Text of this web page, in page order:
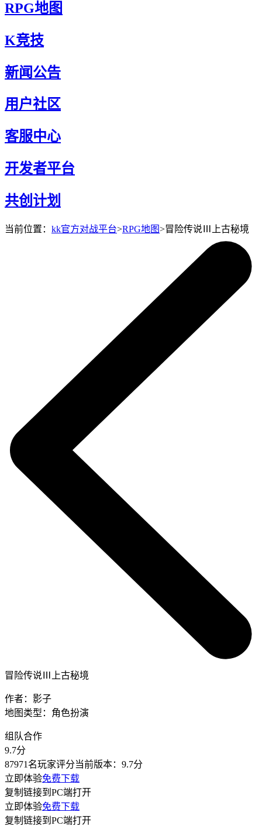
RPG地图
K竞技
新闻公告
用户社区
客服中心
开发者平台
共创计划
当前位置： kk官方对战平台>RPG地图>冒险传说Ⅲ上古秘境
冒险传说Ⅲ上古秘境
作者： 影子
地图类型： 角色扮演
组队合作
9.7分
87971名玩家评分当前版本： 9.7分
立即体验免费下载
复制链接到PC端打开
立即体验免费下载
复制链接到PC端打开